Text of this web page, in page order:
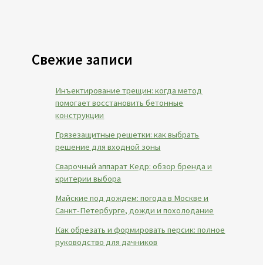
Свежие записи
Инъектирование трещин: когда метод
помогает восстановить бетонные
конструкции
Грязезащитные решетки: как выбрать
решение для входной зоны
Сварочный аппарат Кедр: обзор бренда и
критерии выбора
Майские под дождем: погода в Москве и
Санкт-Петербурге, дожди и похолодание
Как обрезать и формировать персик: полное
руководство для дачников